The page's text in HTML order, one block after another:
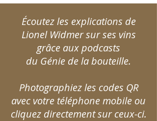
Écoutez les explications de
Lionel Widmer sur ses vins
grâce aux podcasts
du Génie de la bouteille.
Photographiez les codes QR
avec votre téléphone mobile ou
cliquez directement sur ceux-ci.